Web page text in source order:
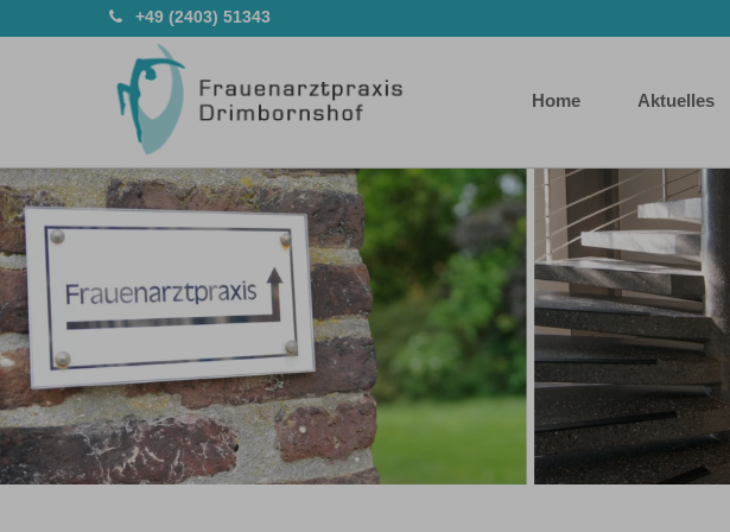
+49 (2403) 51343
Home Aktuelles
Previous